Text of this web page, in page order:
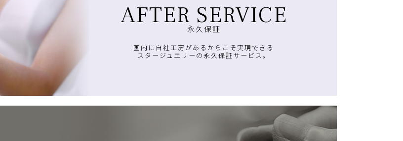
AFTER SERVICE
永久保証
国内に自社工房があるからこそ実現できる
スタージュエリーの永久保証サービス。